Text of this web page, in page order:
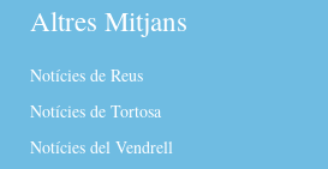
Altres Mitjans
Notícies de Reus
Notícies de Tortosa
Notícies del Vendrell